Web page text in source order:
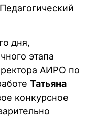
дня,
этапа
АИРО по
Татьяна
конкурсное